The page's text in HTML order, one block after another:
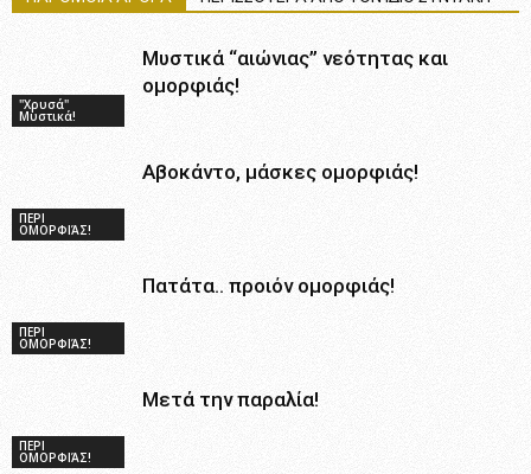
"Χρυσά"
Μυστικά!
Μυστικά “αιώνιας” νεότητας και
ομορφιάς!
ΠΕΡΙ
ΟΜΟΡΦΙΆΣ!
Αβοκάντο, μάσκες ομορφιάς!
ΠΕΡΙ
ΟΜΟΡΦΙΆΣ!
Πατάτα.. προιόν ομορφιάς!
ΠΕΡΙ
ΟΜΟΡΦΙΆΣ!
Μετά την παραλία!